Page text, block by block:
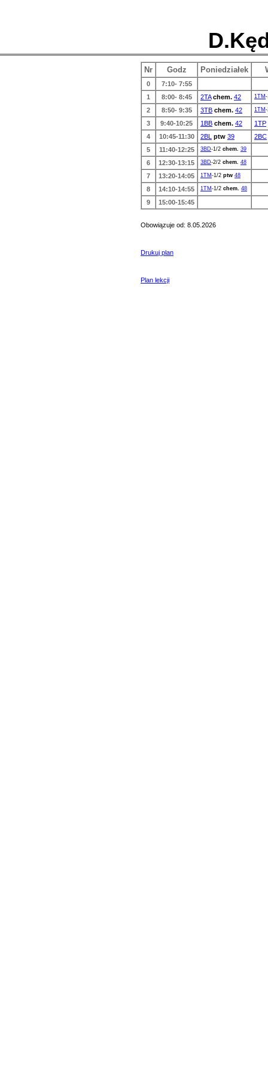
Nr Godz Poniedziałek
0
7:10- 7:55
1
8:00- 8:45 2TA chem. 42 1TM
2 8:50- 9:35 3TB chem. 42 1TM
3 9:40-10:25 1BB chem. 42
1TP
4
10:45-11:30 2BL ptw 39
2BC
5
11:40-12:25 3BD-1/2 chem. 39
6 12:30-13:15 3BD-2/2 chem. 48
7 13:20-14:05 1TM -1/2 ptw 48
8 14:10-14:55 1TM -1/2 chem. 48
9 15:00-15:45
Obowiązuje od: 8.05.2026
Drukuj plan
Plan lekcji